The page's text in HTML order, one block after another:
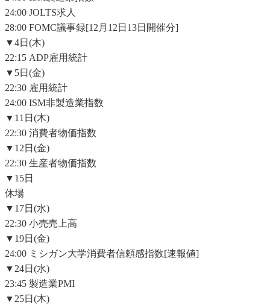
24:00 JOLTS求人
28:00 FOMC議事録[12月12日13日開催分]
▼4日(木)
22:15 ADP雇用統計
▼5日(金)
22:30 雇用統計
24:00 ISM非製造業指数
▼11日(木)
22:30 消費者物価指数
▼12日(金)
22:30 生産者物価指数
▼15日
休場
▼17日(水)
22:30 小売売上高
▼19日(金)
24:00 ミシガン大学消費者信頼感指数[速報値]
▼24日(水)
23:45 製造業PMI
▼25日(木)